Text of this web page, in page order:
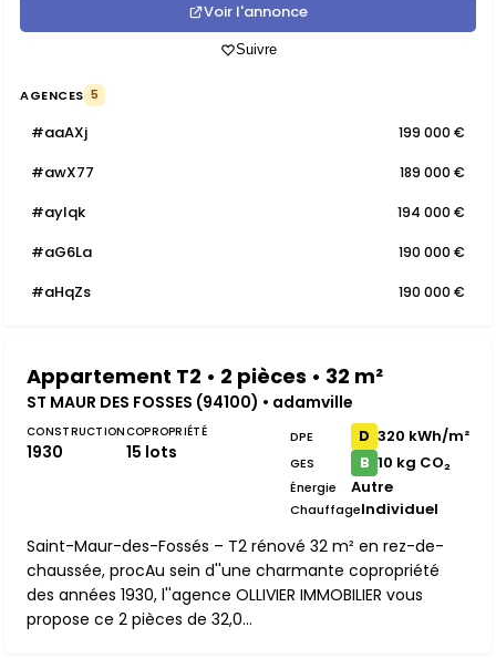
Voir l'annonce
Suivre
AGENCES 5
#aaAXj 199 000 €
#awX77 189 000 €
#aylqk 194 000 €
#aG6La 190 000 €
#aHqZs 190 000 €
Appartement T2 • 2 pièces • 32 m²
ST MAUR DES FOSSES (94100) • adamville
CONSTRUCTION
1930
COPROPRIÉTÉ
15 lots
DPE D 320 kWh/m²
GES B 10 kg CO₂
Énergie Autre
ChauffageIndividuel
Saint-Maur-des-Fossés – T2 rénové 32 m² en rez-de-
chaussée, procAu sein d''une charmante copropriété
des années 1930, l''agence OLLIVIER IMMOBILIER vous
propose ce 2 pièces de 32,0...